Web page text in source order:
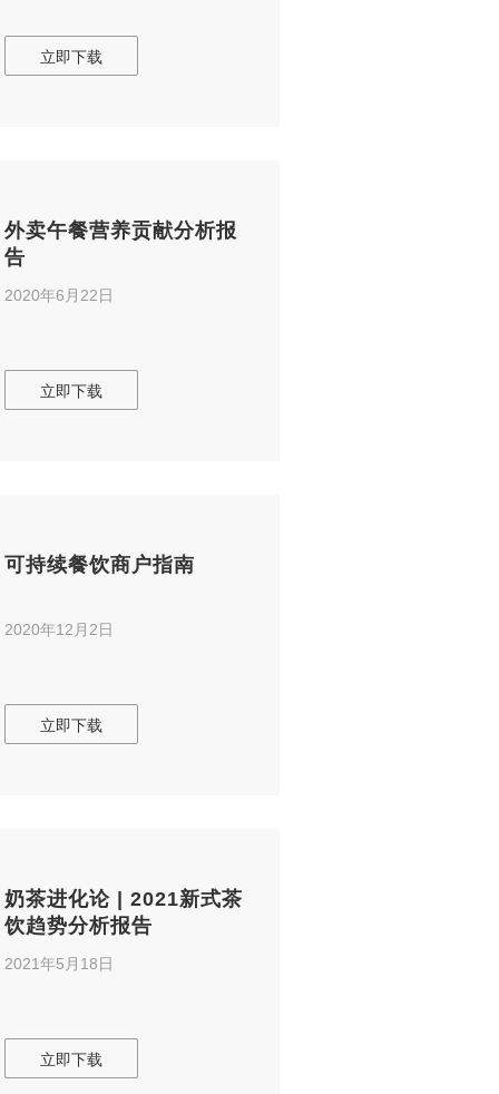
立即下载
外卖午餐营养贡献分析报
告
2020年6月22日
立即下载
可持续餐饮商户指南
2020年12月2日
立即下载
奶茶进化论 | 2021新式茶
饮趋势分析报告
2021年5月18日
立即下载